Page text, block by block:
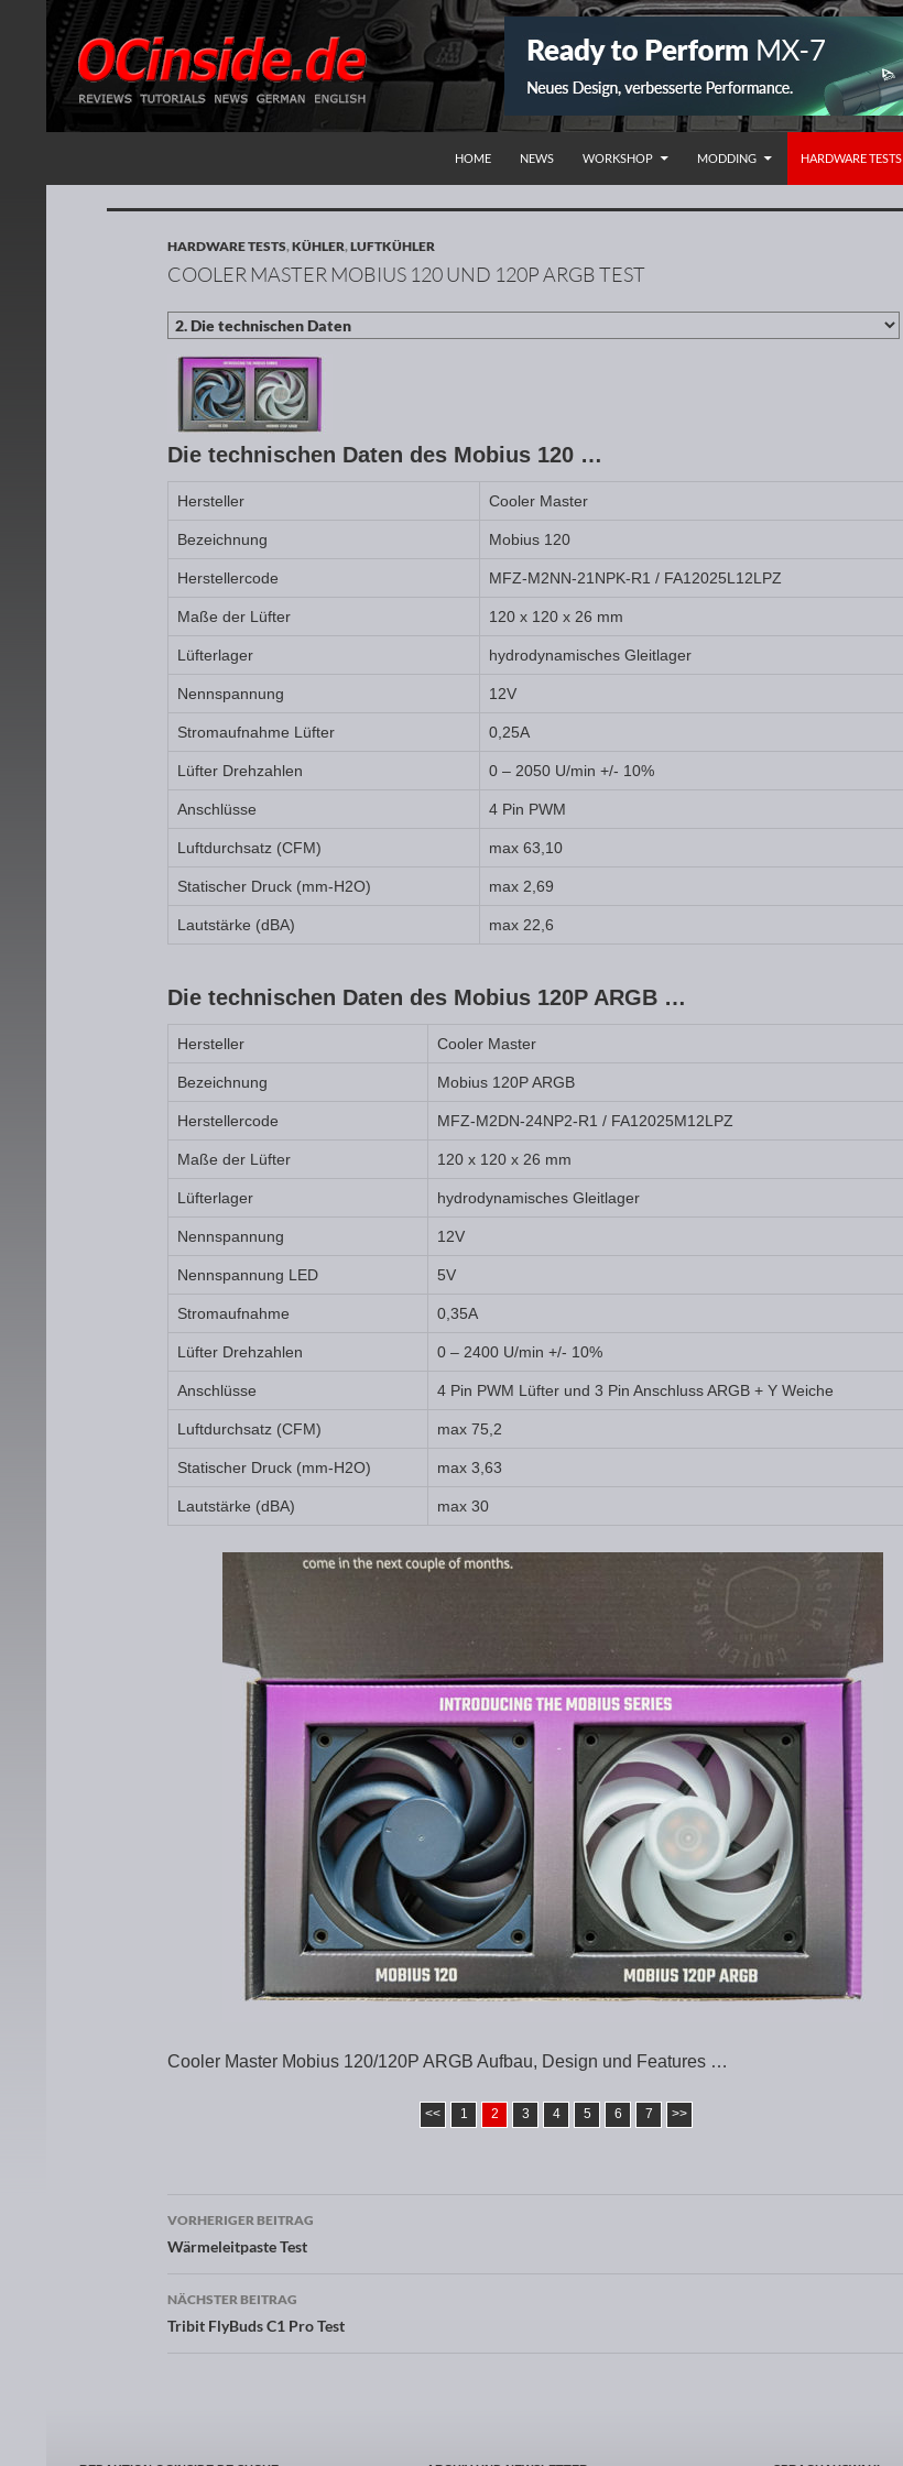
HOME
NEWS WORKSHOP MODDING HARDWARE TESTS
HARDWARE TESTS,KÜHLER,LUFTKÜHLER
COOLER MASTER MOBIUS 120 UND 120P ARGB TEST
Die technischen Daten des Mobius 120 …
Hersteller Cooler Master
Bezeichnung Mobius 120
Herstellercode MFZ-M2NN-21NPK-R1 / FA12025L12LPZ
Maße der Lüfter 120 x 120 x 26 mm
Lüfterlager hydrodynamisches Gleitlager
Nennspannung 12V
Stromaufnahme Lüfter 0,25A
Lüfter Drehzahlen 0 – 2050 U/min +/- 10%
Anschlüsse 4 Pin PWM
Luftdurchsatz (CFM) max 63,10
Statischer Druck (mm-H2O) max 2,69
Lautstärke (dBA) max 22,6
Die technischen Daten des Mobius 120P ARGB …
Hersteller Cooler Master
Bezeichnung Mobius 120P ARGB
Herstellercode MFZ-M2DN-24NP2-R1 / FA12025M12LPZ
Maße der Lüfter 120 x 120 x 26 mm
Lüfterlager hydrodynamisches Gleitlager
Nennspannung 12V
Nennspannung LED 5V
Stromaufnahme 0,35A
Lüfter Drehzahlen 0 – 2400 U/min +/- 10%
Anschlüsse 4 Pin PWM Lüfter und 3 Pin Anschluss ARGB + Y Weiche
Luftdurchsatz (CFM) max 75,2
Statischer Druck (mm-H2O) max 3,63
Lautstärke (dBA) max 30
Cooler Master Mobius 120/120P ARGB Aufbau, Design und Features …
<< 1 2 3 4 5 6 7 >>
Beitragsnavigation
VORHERIGER BEITRAG
Wärmeleitpaste Test
NÄCHSTER BEITRAG
Tribit FlyBuds C1 Pro Test